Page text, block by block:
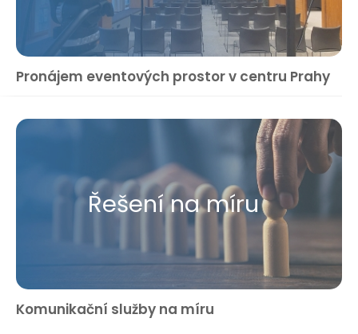
Pronájem eventových prostor v centru Prahy
Řešení na míru
Komunikační služby na míru